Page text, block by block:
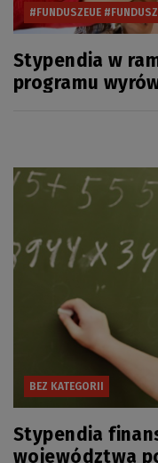
#FUNDUSZEUE
Stypendia w
programu
BEZ KATEGORII
Stypendia
województwa